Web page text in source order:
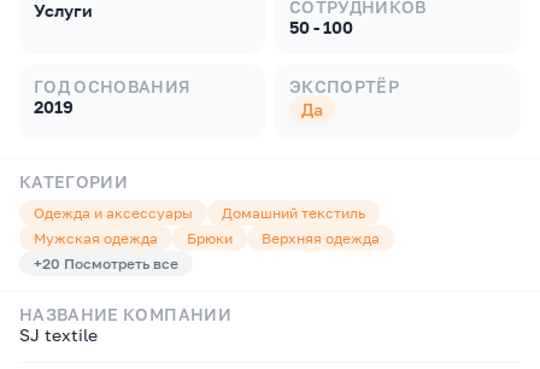
Услуги
СОТРУДНИКОВ
50 - 100
ГОД ОСНОВАНИЯ
2019
ЭКСПОРТЁР
Да
КАТЕГОРИИ
Одежда и аксессуары
Домашний текстиль
Мужская одежда
Брюки
Верхняя одежда
+20 Посмотреть все
НАЗВАНИЕ КОМПАНИИ
SJ textile